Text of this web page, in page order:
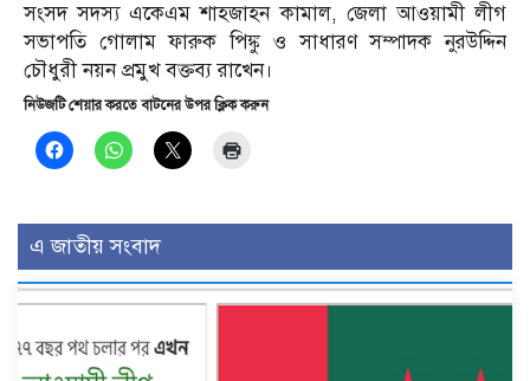
সংসদ সদস্য একেএম শাহজাহন কামাল, জেলা আওয়ামী লীগ
সভাপতি গোলাম ফারুক পিঙ্কু ও সাধারণ সম্পাদক নুরউদ্দিন
চৌধুরী নয়ন প্রমুখ বক্তব্য রাখেন।
নিউজটি শেয়ার করতে বাটনের উপর ক্লিক করুন
এ জাতীয় সংবাদ